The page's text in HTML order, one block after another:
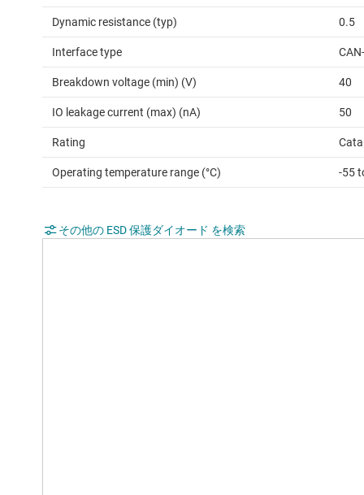
Dynamic resistance (typ) 0.5
Interface type
Breakdown voltage (min) (V) 40
IO leakage current (max) (nA) 50
Rating
Operating temperature range (°C) -55
その他の ESD 保護ダイオード を検索